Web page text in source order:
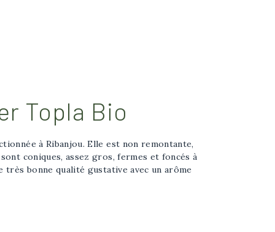
Topla Bio
à Ribanjou. Elle est non remontante,
coniques, assez gros, fermes et foncés à
bonne qualité gustative avec un arôme